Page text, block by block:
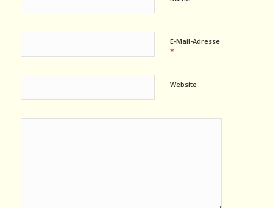
E-Mail-Adresse
*
Website